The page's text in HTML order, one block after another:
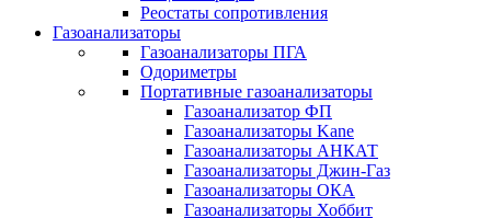
Реостаты сопротивления
Газоанализаторы
Газоанализаторы ПГА
Одориметры
Портативные газоанализаторы
Газоанализатор ФП
Газоанализаторы Kane
Газоанализаторы АНКАТ
Газоанализаторы Джин-Газ
Газоанализаторы ОКА
Газоанализаторы Хоббит